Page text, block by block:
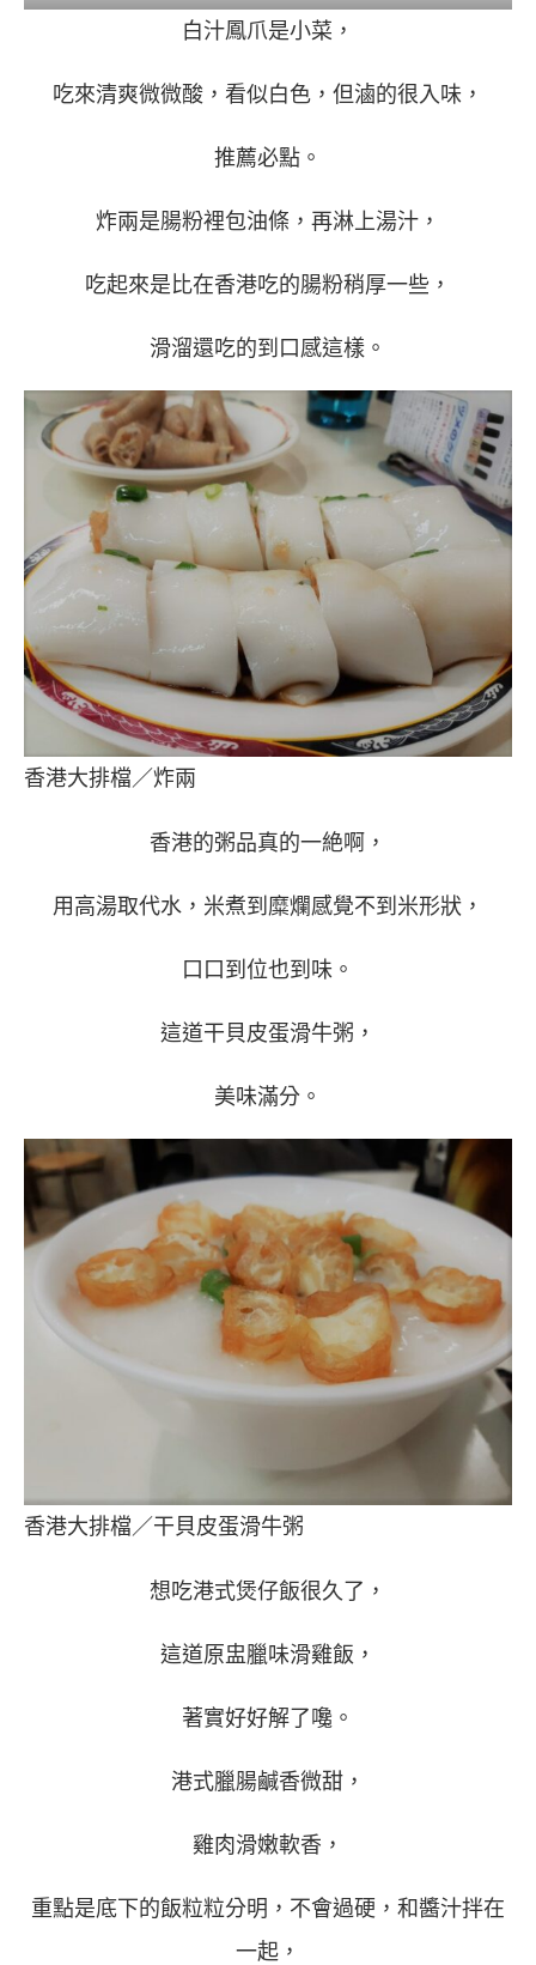
白汁鳳爪是小菜，
吃來清爽微微酸，看似白色，但滷的很入味，
推薦必點。
炸兩是腸粉裡包油條，再淋上湯汁，
吃起來是比在香港吃的腸粉稍厚一些，
滑溜還吃的到口感這樣。
香港大排檔／炸兩
香港的粥品真的一絶啊，
用高湯取代水，米煮到糜爛感覺不到米形狀，
口口到位也到味。
這道干貝皮蛋滑牛粥，
美味滿分。
香港大排檔／干貝皮蛋滑牛粥
想吃港式煲仔飯很久了，
這道原盅臘味滑雞飯，
著實好好解了嚵。
港式臘腸鹹香微甜，
雞肉滑嫩軟香，
重點是底下的飯粒粒分明，不會過硬，和醬汁拌在
一起，